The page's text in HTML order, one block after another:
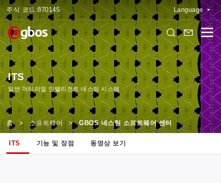
주식 코드:870145 Language
ITS
일반 머티리얼 인텔리전트 네스팅 시스템
홈 > 소프트웨어 > GBOS 네스팅 소프트웨어 센터
ITS 기능 및 장점 동영상 보기